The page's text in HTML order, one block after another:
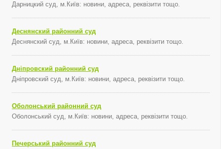
Дарницкий суд, м.Київ: новини, адреса, реквізити тощо.
Деснянский районний суд
Деснянский суд, м.Київ: новини, адреса, реквізити тощо.
Дніпровский районний суд
Дніпровский суд, м.Київ: новини, адреса, реквізити тощо.
Оболонський районний суд
Оболонський суд, м.Київ: новини, адреса, реквізити тощо.
Печерський районний суд